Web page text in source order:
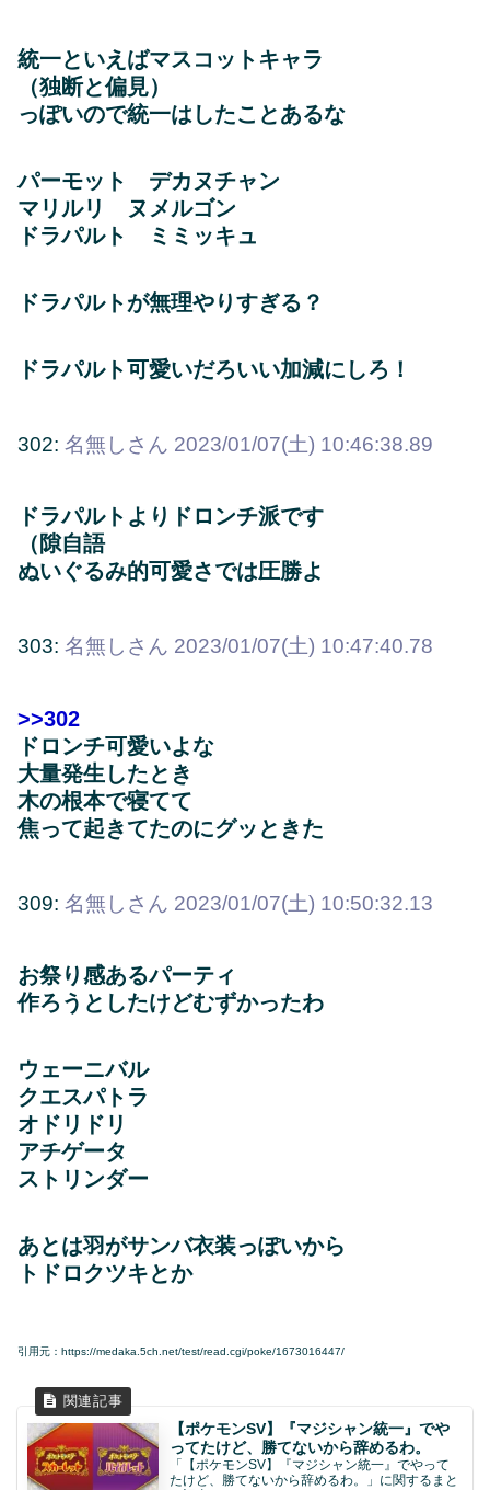
統一といえばマスコットキャラ
（独断と偏見）
っぽいので統一はしたことあるな
パーモット デカヌチャン
マリルリ ヌメルゴン
ドラパルト ミミッキュ
ドラパルトが無理やりすぎる？
ドラパルト可愛いだろいい加減にしろ！
302: 名無しさん 2023/01/07(土) 10:46:38.89
ドラパルトよりドロンチ派です
（隙自語
ぬいぐるみ的可愛さでは圧勝よ
303: 名無しさん 2023/01/07(土) 10:47:40.78
>>302
ドロンチ可愛いよな
大量発生したとき
木の根本で寝てて
焦って起きてたのにグッときた
309: 名無しさん 2023/01/07(土) 10:50:32.13
お祭り感あるパーティ
作ろうとしたけどむずかったわ
ウェーニバル
クエスパトラ
オドリドリ
アチゲータ
ストリンダー
あとは羽がサンバ衣装っぽいから
トドロクツキとか
引用元：https://medaka.5ch.net/test/read.cgi/poke/1673016447/
【ポケモンSV】『マジシャン統一』でや
ってたけど、勝てないから辞めるわ。
「【ポケモンSV】『マジシャン統一』でやって
たけど、勝てないから辞めるわ。」に関するまと